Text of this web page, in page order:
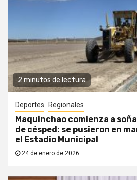
2 minutos de lectura
Deportes Regionales
Maquinchao comienza a
de césped: se pusieron en
el Estadio Municipal
24 de enero de 2026